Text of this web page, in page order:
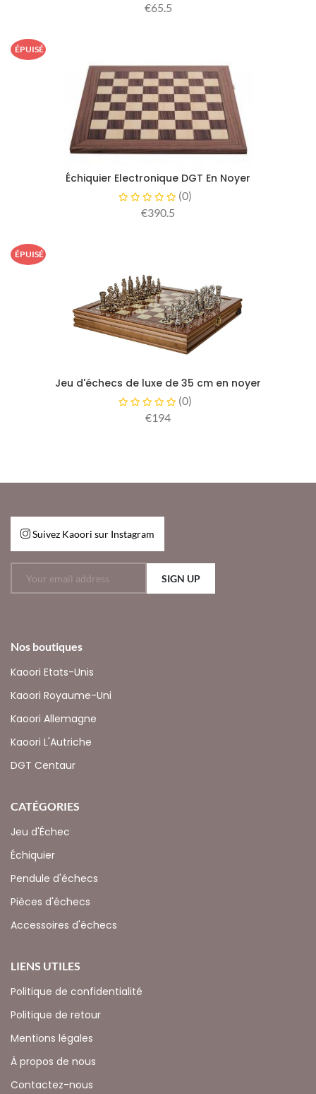
€65.5
ÉPUISÉ
Échiquier Electronique DGT En Noyer
(0)
€390.5
ÉPUISÉ
Jeu d'échecs de luxe de 35 cm en noyer
(0)
€194
Suivez Kaoori sur Instagram
SIGN UP
Nos boutiques
Kaoori Etats-Unis
Kaoori Royaume-Uni
Kaoori Allemagne
Kaoori L'Autriche
DGT Centaur
CATÉGORIES
Jeu d'Échec
Échiquier
Pendule d'échecs
Pièces d'échecs
Accessoires d'échecs
LIENS UTILES
Politique de confidentialité
Politique de retour
Mentions légales
À propos de nous
Contactez-nous